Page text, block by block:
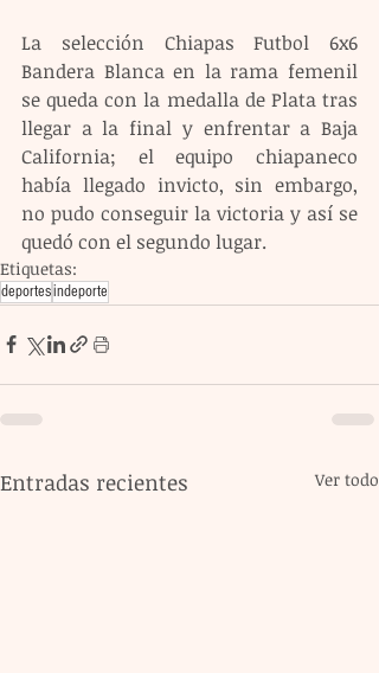
La selección Chiapas Futbol 6x6
Bandera Blanca en la rama femenil
se queda con la medalla de Plata tras
llegar a la final y enfrentar a Baja
California; el equipo chiapaneco
había llegado invicto, sin embargo,
no pudo conseguir la victoria y así se
quedó con el segundo lugar.
Etiquetas:
deportesindeporte
Entradas recientes Ver todo